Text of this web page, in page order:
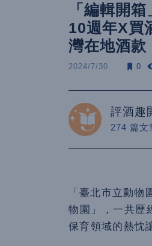
「編輯開
10週年X買
灣在地酒款
2024/7/30 0
評酒趣
274 篇文
「臺北市立動
物園」，一共歷
保育領域的熱忱